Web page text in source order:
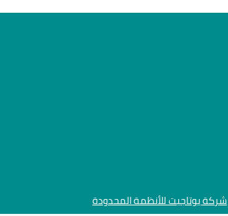
شركة يوتاجيت للأنظمة المحدودة